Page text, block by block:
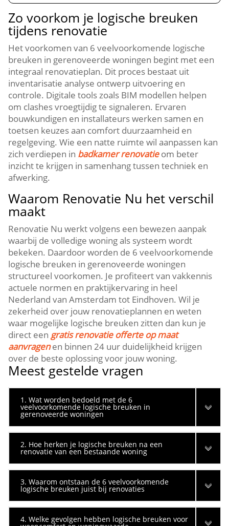
Zo voorkom je logische breuken
tijdens renovatie
Het voorkomen van 6 veelvoorkomende logische
breuken in gerenoveerde woningen begint met een
integraal renovatieplan.​ Dit proces bestaat uit
inventarisatie analyse ontwerp uitvoering en
controle.​ Digitale tools zoals BIM modellen helpen
om clashes vroegtijdig te signaleren.​ Ervaren
bouwkundigen en installateurs werken samen en
toetsen keuzes aan comfort duurzaamheid en
regelgeving.​ Wie een natte ruimte wil aanpassen kan
zich verdiepen in badkamer renovatieom beter
inzicht te krijgen in samenhang tussen techniek en
afwerking.​
Waarom Renovatie Nu het verschil
maakt
Renovatie Nu werkt volgens een bewezen aanpak
waarbij de volledige woning als systeem wordt
bekeken.​ Daardoor worden de 6 veelvoorkomende
logische breuken in gerenoveerde woningen
structureel voorkomen.​ Je profiteert van vakkennis
actuele normen en praktijkervaring in heel
Nederland van Amsterdam tot Eindhoven.​ Wil je
zekerheid over jouw renovatieplannen en weten
waar mogelijke logische breuken zitten dan kun je
direct een gratis renovatie offerte op maat
aanvragenen binnen 24 uur duidelijkheid krijgen
over de beste oplossing voor jouw woning.​
Meest gestelde vragen
1. Wat worden bedoeld met de 6
veelvoorkomende logische breuken in
gerenoveerde woningen
2. Hoe herken je logische breuken na een
renovatie van een bestaande woning
3. Waarom ontstaan de 6 veelvoorkomende
logische breuken juist bij renovaties
4. Welke gevolgen hebben logische breuken voor